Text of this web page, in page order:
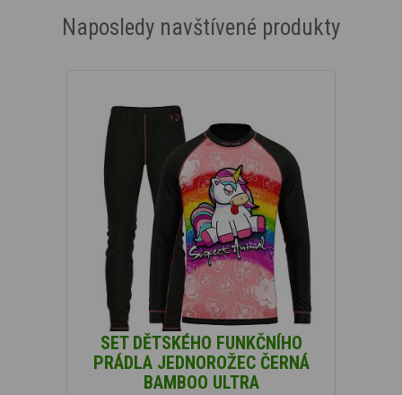
Naposledy navštívené produkty
SET DĚTSKÉHO FUNKČNÍHO
PRÁDLA JEDNOROŽEC ČERNÁ
BAMBOO ULTRA